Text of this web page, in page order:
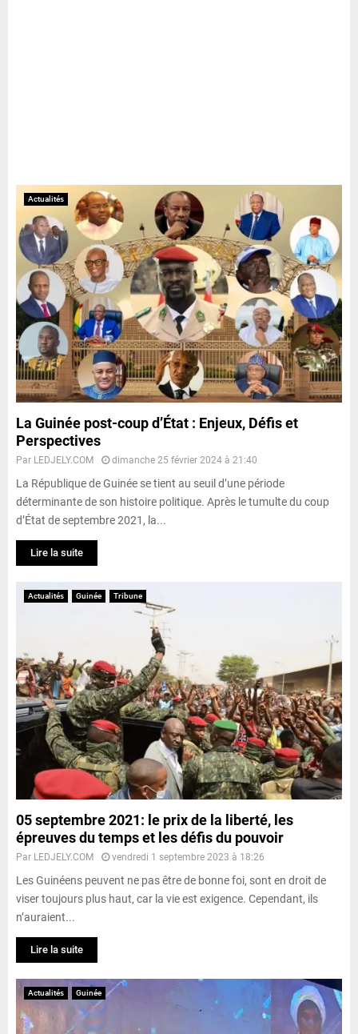
Actualités
La Guinée post-coup d’État : Enjeux, Défis et
Perspectives
Par LEDJELY.COM dimanche 25 février 2024 à 21:40
La République de Guinée se tient au seuil d’une période
déterminante de son histoire politique. Après le tumulte du coup
d’État de septembre 2021, la...
Lire la suite
Actualités Guinée Tribune
05 septembre 2021: le prix de la liberté, les
épreuves du temps et les défis du pouvoir
Par LEDJELY.COM vendredi 1 septembre 2023 à 18:26
Les Guinéens peuvent ne pas être de bonne foi, sont en droit de
viser toujours plus haut, car la vie est exigence. Cependant, ils
n’auraient...
Lire la suite
Actualités Guinée